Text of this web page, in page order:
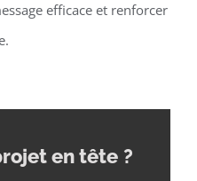
efficace et renforcer
en tête ?